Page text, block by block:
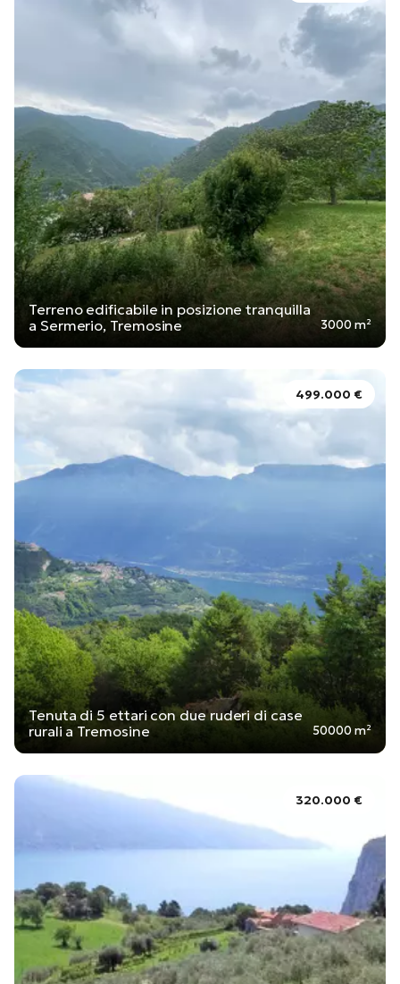
Terreno edificabile in posizione tranquilla
a Sermerio, Tremosine
3000 m²
499.000 €
Tenuta di 5 ettari con due ruderi di case
rurali a Tremosine
50000 m²
320.000 €